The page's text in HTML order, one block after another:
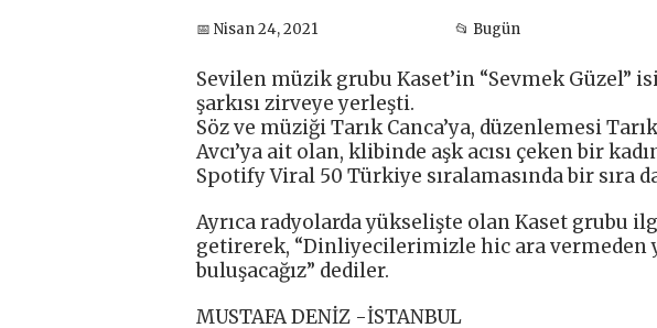
📅 Nisan 24, 2021 📂 Bugün
Sevilen müzik grubu Kaset’in “Sevmek
şarkısı zirveye yerleşti.
Söz ve müziği Tarık Canca’ya, düzenlemesi
Avcı’ya ait olan, klibinde aşk acısı çeken bir
Spotify Viral 50 Türkiye sıralamasında bir sıra
Ayrıca radyolarda yükselişte olan Kaset grubu
getirerek, “Dinliyecilerimizle hic ara vermeden
buluşacağız” dediler.
MUSTAFA DENİZ -İSTANBUL